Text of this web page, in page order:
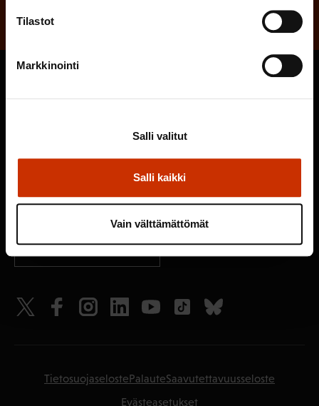
Tilastot
Markkinointi
Salli kaikki
Salli valitut
Vain välttämättömät
Pitkänsillanranta 3
020 774 000
TietosuojaselostePalauteSaavutettavuusseloste
Evästeasetukset